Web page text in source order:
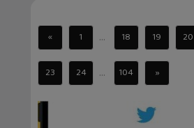
« 1 ... 18 19 20
23 24 ... 104 »